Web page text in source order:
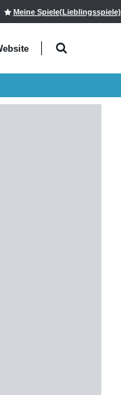
Meine Spiele(Lieblingsspiele)